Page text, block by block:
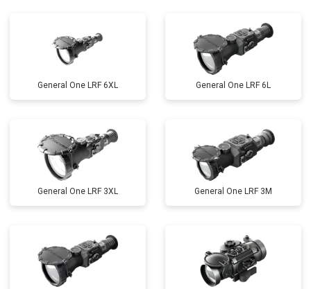
General One LRF 6XL General One LRF 6L
General One LRF 3XL General One LRF 3M